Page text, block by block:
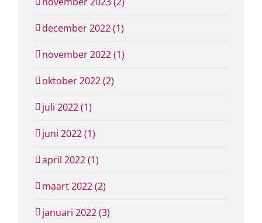
december 2022 (1)
november 2022 (1)
oktober 2022 (2)
juli 2022 (1)
juni 2022 (1)
april 2022 (1)
maart 2022 (2)
januari 2022 (3)